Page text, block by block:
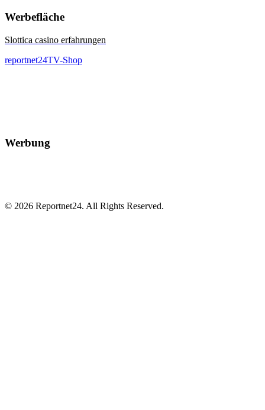
Werbefläche
Slottica casino erfahrungen
reportnet24TV-Shop
Werbung
© 2026 Reportnet24. All Rights Reserved.